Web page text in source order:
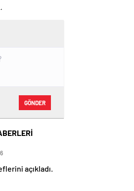
GÖNDER
açıkladı.